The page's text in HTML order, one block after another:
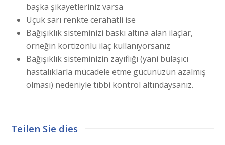
başka şikayetleriniz varsa
Uçuk sarı renkte cerahatli ise
Bağışıklık sisteminizi baskı altına alan ilaçlar,
örneğin kortizonlu ilaç kullanıyorsanız
Bağışıklık sisteminizin zayıflığı (yani bulaşıcı
hastalıklarla mücadele etme gücünüzün azalmış
olması) nedeniyle tıbbi kontrol altındaysanız.
Teilen Sie dies